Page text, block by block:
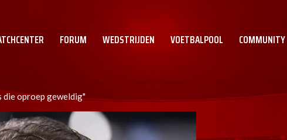
FORUM WEDSTRIJDEN VOETBALPOOL COMMUNITY
die oproep geweldig"